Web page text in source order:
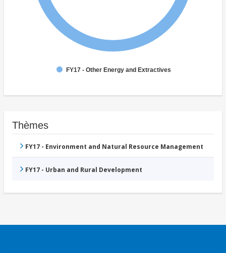
FY17 - Other Energy and Extractives
Thèmes
FY17 - Environment and Natural Resource Management
FY17 - Urban and Rural Development